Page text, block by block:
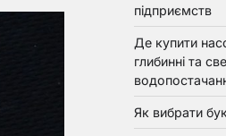
підприємств
Де купити
глибинні та
Як вибрати